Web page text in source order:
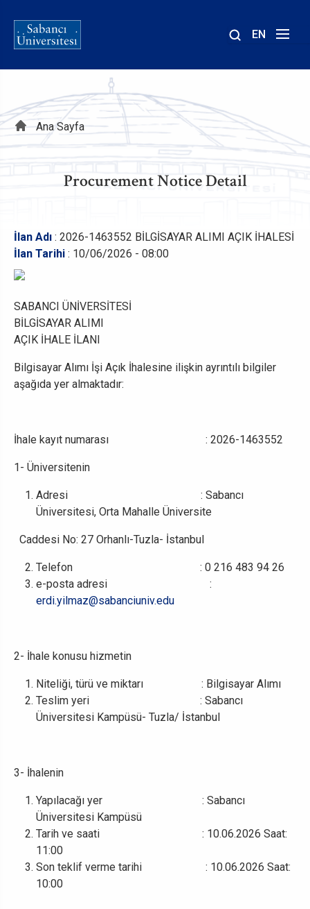
EN
Sayfa
yolu
Ana Sayfa
Procurement Notice Detail
İlan Adı : 2026-1463552 BİLGİSAYAR ALIMI AÇIK İHALESİ
İlan Tarihi : 10/06/2026 - 08:00
SABANCI ÜNİVERSİTESİ
BİLGİSAYAR ALIMI
AÇIK İHALE İLANI
Bilgisayar Alımı İşi Açık İhalesine ilişkin ayrıntılı bilgiler
aşağıda yer almaktadır:
İhale kayıt numarası : 2026-1463552
1- Üniversitenin
Adresi : Sabancı
Üniversitesi, Orta Mahalle Üniversite
Caddesi No: 27 Orhanlı-Tuzla- İstanbul
Telefon : 0 216 483 94 26
e-posta adresi :
erdi.yilmaz@sabanciuniv.edu
2- İhale konusu hizmetin
Niteliği, türü ve miktarı : Bilgisayar Alımı
Teslim yeri : Sabancı
Üniversitesi Kampüsü- Tuzla/ İstanbul
3- İhalenin
Yapılacağı yer : Sabancı
Üniversitesi Kampüsü
Tarih ve saati : 10.06.2026 Saat:
11:00
Son teklif verme tarihi : 10.06.2026 Saat:
10:00